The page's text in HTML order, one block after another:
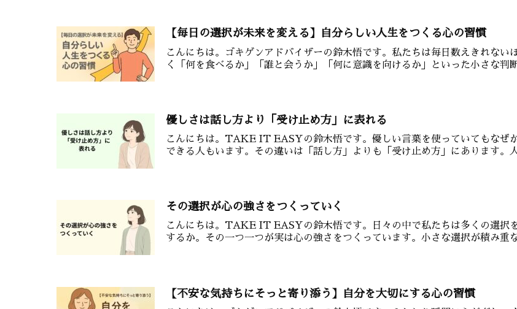
【毎日の選択が未来を変える】自分らしい人生をつくる心の習慣
こんにちは。ゴキゲンアドバイザーの鈴木悟です。私たちは毎日数えきれな
く「何を食べるか」「誰と会うか」「何に意識を向けるか」といった小さな
優しさは話し方より「受け止め方」に表れる
こんにちは。TAKE IT EASYの鈴木悟です。優しい言葉を使っていてもなぜ
できる人もいます。その違いは「話し方」よりも「受け止め方」にあります。
その選択が心の強さをつくっていく
こんにちは。TAKE IT EASYの鈴木悟です。日々の中で私たちは多くの選択
するか。その一つ一つが実は心の強さをつくっています。小さな選択が積み重
【不安な気持ちにそっと寄り添う】自分を大切にする心の習慣